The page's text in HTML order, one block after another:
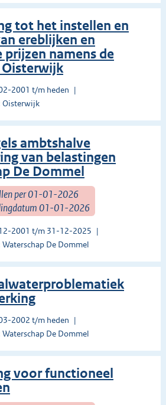
tot het instellen en
ereblijken en
prijzen namens de
2001 t/m heden
Oisterwijk
ambtshalve
van belastingen
De Dommel
per 01-01-2026
01-01-2026
2001 t/m 31-12-2025
De Dommel
2002 t/m heden
De Dommel
voor functioneel